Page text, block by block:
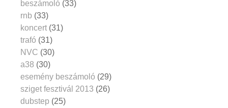
beszámoló (33)
rnb (33)
koncert (31)
trafó (31)
NVC (30)
a38 (30)
esemény beszámoló (29)
sziget fesztivál 2013 (26)
dubstep (25)